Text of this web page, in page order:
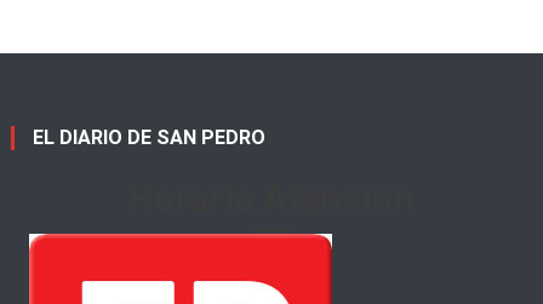
EL DIARIO DE SAN PEDRO